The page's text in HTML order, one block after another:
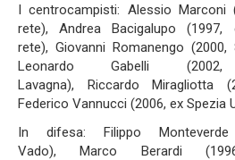
I centrocampisti: Alessio Marconi
rete), Andrea Bacigalupo
rete), Giovanni Romanengo (2000,
Leonardo Gabelli
Lavagna), Riccardo Miragliotta
Federico Vannucci (2006, ex Spezia
In difesa: Filippo
Vado), Marco Berardi